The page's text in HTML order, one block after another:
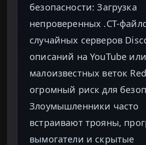
безопасности: Загрузка
непроверенных .CT-
случайных серверов
описаний на YouTube
малоизвестных веток
огромный риск для
Злоумышленники часто
встраивают трояны,
вымогатели и скрытые